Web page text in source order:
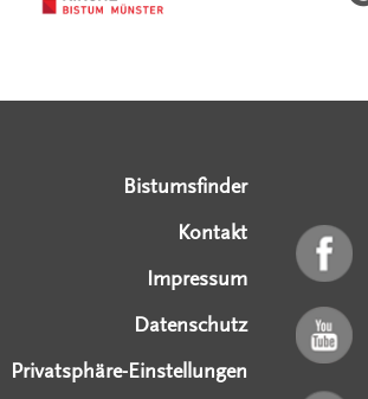
Bistumsfinder
Kontakt
Impressum
Datenschutz
Privatsphäre-Einstellungen